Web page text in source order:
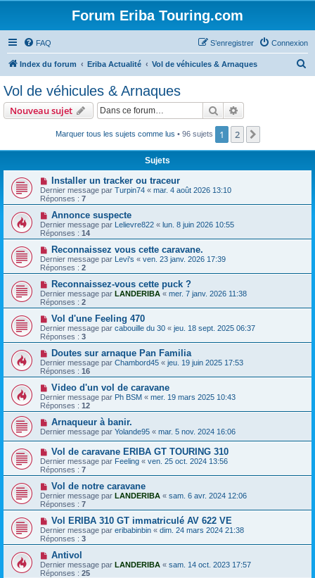
Forum Eriba Touring.com
FAQ Connexion
S’enregistrer
Index du forum Eriba Actualité Vol de véhicules & Arnaques
Vol de véhicules & Arnaques
Nouveau sujet Rechercher
Marquer tous les sujets comme lus • 96 sujets 1 2
Sujets
Installer un tracker ou traceur
Dernier message par Turpin74 « mar. 4 août 2026 13:10
Réponses : 7
Annonce suspecte
Dernier message par Lelievre822 « lun. 8 juin 2026 10:55
Réponses : 14
Reconnaissez vous cette caravane.
Dernier message par Levi's « ven. 23 janv. 2026 17:39
Réponses : 2
Reconnaissez-vous cette puck ?
Dernier message par LANDERIBA « mer. 7 janv. 2026 11:38
Réponses : 2
Vol d'une Feeling 470
Dernier message par cabouille du 30 « jeu. 18 sept. 2025 06:37
Réponses : 3
Doutes sur arnaque Pan Familia
Dernier message par Chambord45 « jeu. 19 juin 2025 17:53
Réponses : 16
Video d'un vol de caravane
Dernier message par Ph BSM « mer. 19 mars 2025 10:43
Réponses : 12
Arnaqueur à banir.
Dernier message par Yolande95 « mar. 5 nov. 2024 16:06
Vol de caravane ERIBA GT TOURING 310
Dernier message par Feeling « ven. 25 oct. 2024 13:56
Réponses : 7
Vol de notre caravane
Dernier message par LANDERIBA « sam. 6 avr. 2024 12:06
Réponses : 7
Vol ERIBA 310 GT immatriculé AV 622 VE
Dernier message par eribabinbin « dim. 24 mars 2024 21:38
Réponses : 3
Antivol
Dernier message par LANDERIBA « sam. 14 oct. 2023 17:57
Réponses : 25